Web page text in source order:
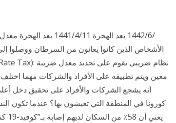
الأشخاص الذين كانوا يعانون من السرطان ووصلوا
معين ويتم تطبيقه على الأفراد والشركات مهما
أنه يشجع الشركات والأفراد على تحقيق دخل